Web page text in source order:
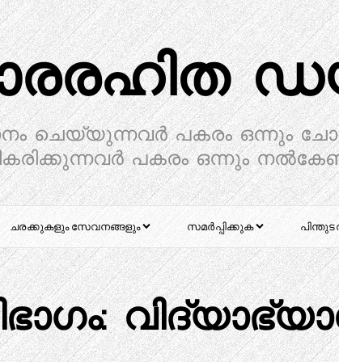
ചെയ്യുന്നവർ പകരം ഒന്നും
പകരം ഒന്നും
ചരക്കുകളും സേവനങ്ങളും സമർപ്പിക്കുക